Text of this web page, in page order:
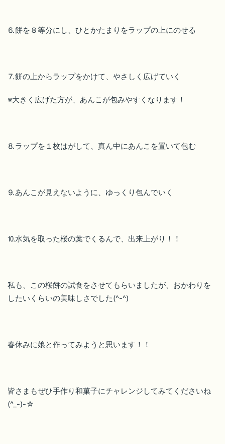
⒍餅を８等分にし、ひとかたまりをラップの上にのせる
⒎餅の上からラップをかけて、やさしく広げていく
※大きく広げた方が、あんこが包みやすくなります！
⒏ラップを１枚はがして、真ん中にあんこを置いて包む
⒐あんこが見えないように、ゆっくり包んでいく
⒑水気を取った桜の葉でくるんで、出来上がり！！
私も、この桜餅の試食をさせてもらいましたが、おかわりを
したいくらいの美味しさでした(^-^)
春休みに娘と作ってみようと思います！！
皆さまもぜひ手作り和菓子にチャレンジしてみてくださいね
(^_-)-☆